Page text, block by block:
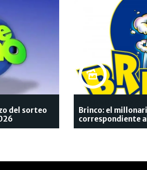
del sorteo
Brinco: el
correspondiente